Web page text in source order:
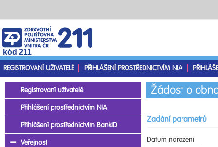
kód 211
REGISTROVANÍ UŽIVATELÉ
PŘIHLÁŠENÍ PROSTŘEDNICTVÍM NIA
Žádost o
Zadání parametrů
Datum narození
Registrovaní uživatelé
Přihlášení prostřednictvím NIA
Přihlášení prostřednictvím BankID
Veřejnost